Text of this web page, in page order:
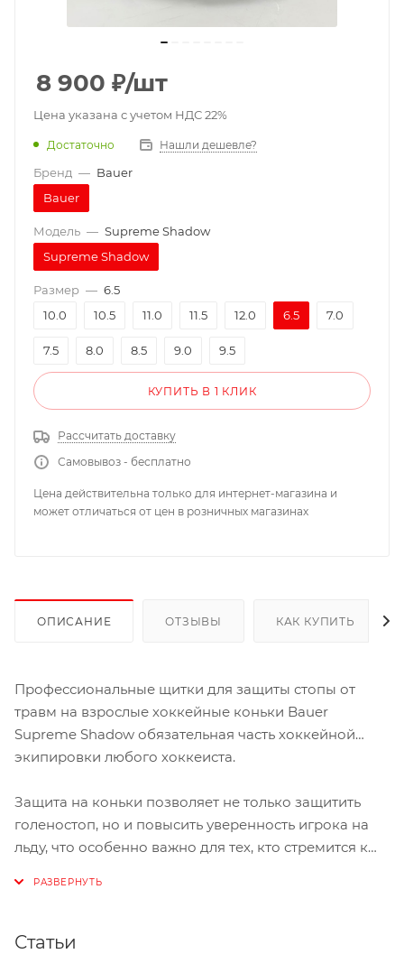
8 900 ₽/шт
Цена указана с учетом НДС 22%
Достаточно Нашли дешевле?
Бренд — Bauer
Bauer
Модель — Supreme Shadow
Supreme Shadow
Размер — 6.5
10.0
10.5 11.0 11.5 12.0 6.5 7.0
7.5 8.0 8.5 9.0 9.5
КУПИТЬ В 1 КЛИК
Рассчитать доставку
Самовывоз - бесплатно
Цена действительна только для интернет-магазина и
может отличаться от цен в розничных магазинах
ОПИСАНИЕ ОТЗЫВЫ КАК КУПИТЬ
Профессиональные щитки для защиты стопы от
травм на взрослые хоккейные коньки Bauer
Supreme Shadow обязательная часть хоккейной
экипировки любого хоккеиста.
Защита на коньки позволяет не только защитить
голеностоп, но и повысить уверенность игрока на
льду, что особенно важно для тех, кто стремится к
Статьи